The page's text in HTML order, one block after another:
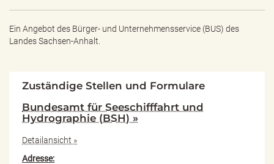
Ein Angebot des Bürger- und Unternehmensservice (BUS) des
Landes Sachsen-Anhalt.
Zuständige Stellen und Formulare
Bundesamt für Seeschifffahrt und
Hydrographie (BSH) »
Detailansicht »
Adresse: